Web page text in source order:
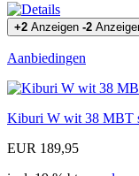
+2 Anzeigen -2
Aanbiedingen
Kiburi W wit 38 MBT
EUR 189,95